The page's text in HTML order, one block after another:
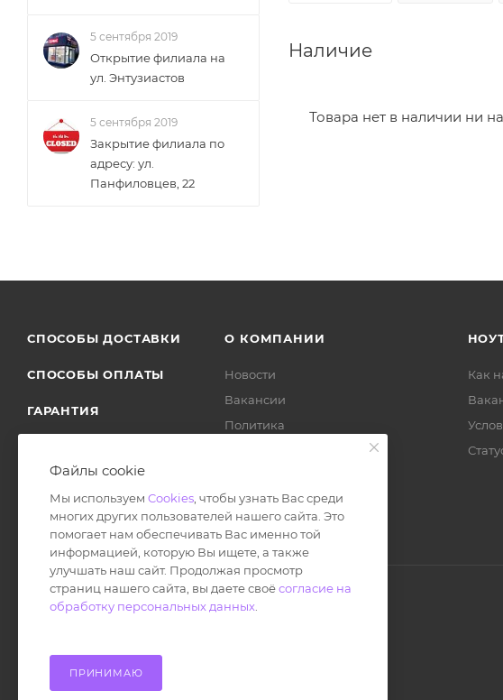
Наличие
Товара нет в наличии ни
5 сентября 2019
Открытие филиала на
ул. Энтузиастов
5 сентября 2019
Закрытие филиала по
адресу: ул.
Панфиловцев, 22
СПОСОБЫ ДОСТАВКИ
СПОСОБЫ ОПЛАТЫ
ГАРАНТИЯ
О КОМПАНИИ
Новости
Вакансии
Политика
Как
Файлы cookie
Мы используем Cookies , чтобы узнать Вас среди
многих других пользователей нашего сайта. Это
помогает нам обеспечивать Вас именно той
информацией, которую Вы ищете, а также
улучшать наш сайт. Продолжая просмотр
страниц нашего сайта, вы даете своёсогласие на
обработку персональных данных
ПРИНИМАЮ